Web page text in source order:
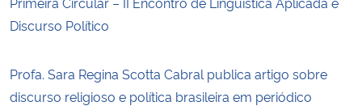
Discurso Político
Profa. Sara Regina Scotta Cabral publica artigo sobre
discurso religioso e política brasileira em periódico